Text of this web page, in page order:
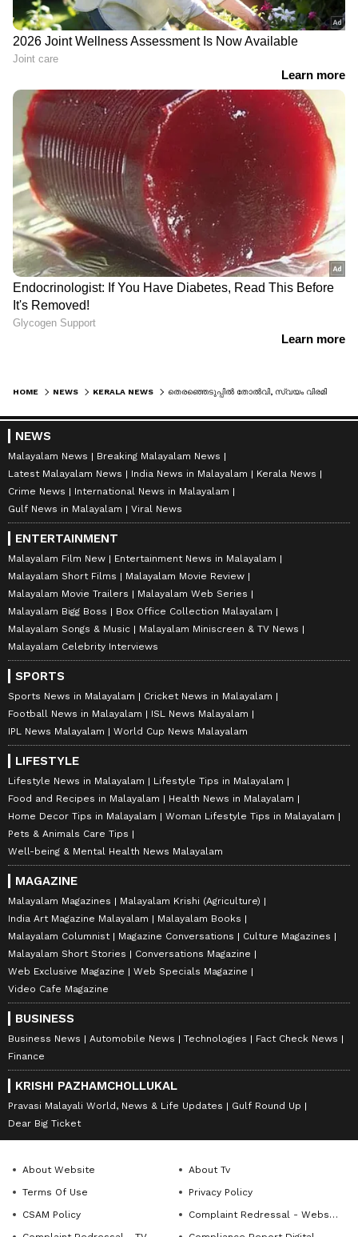
HOME NEWS KERALA NEWS
NEWS
Malayalam News
Breaking Malayalam News
Latest Malayalam News
India News in Malayalam
Kerala News
Crime News
International News in Malayalam
Gulf News in Malayalam
Viral News
ENTERTAINMENT
Malayalam Film New
Entertainment News in Malayalam
Malayalam Short Films
Malayalam Movie Review
Malayalam Movie Trailers
Malayalam Web Series
Malayalam Bigg Boss
Box Office Collection Malayalam
Malayalam Songs & Music
Malayalam Miniscreen & TV News
Malayalam Celebrity Interviews
SPORTS
Sports News in Malayalam
Cricket News in Malayalam
Football News in Malayalam
ISL News Malayalam
IPL News Malayalam
World Cup News Malayalam
LIFESTYLE
Lifestyle News in Malayalam
Lifestyle Tips in Malayalam
Food and Recipes in Malayalam
Health News in Malayalam
Home Decor Tips in Malayalam
Woman Lifestyle Tips in Malayalam
Pets & Animals Care Tips
Well-being & Mental Health News Malayalam
MAGAZINE
Malayalam Magazines
Malayalam Krishi (Agriculture)
India Art Magazine Malayalam
Malayalam Books
Malayalam Columnist
Magazine Conversations
Culture Magazines
Malayalam Short Stories
Conversations Magazine
Web Exclusive Magazine
Web Specials Magazine
Video Cafe Magazine
BUSINESS
Business News Automobile News Technologies
Fact Check News
Finance
KRISHI PAZHAMCHOLLUKAL
Pravasi Malayali World, News & Life Updates
Gulf Round Up
Dear Big Ticket
About Website
About Tv
Terms Of Use
Privacy Policy
CSAM Policy
Complaint Redressal - Website